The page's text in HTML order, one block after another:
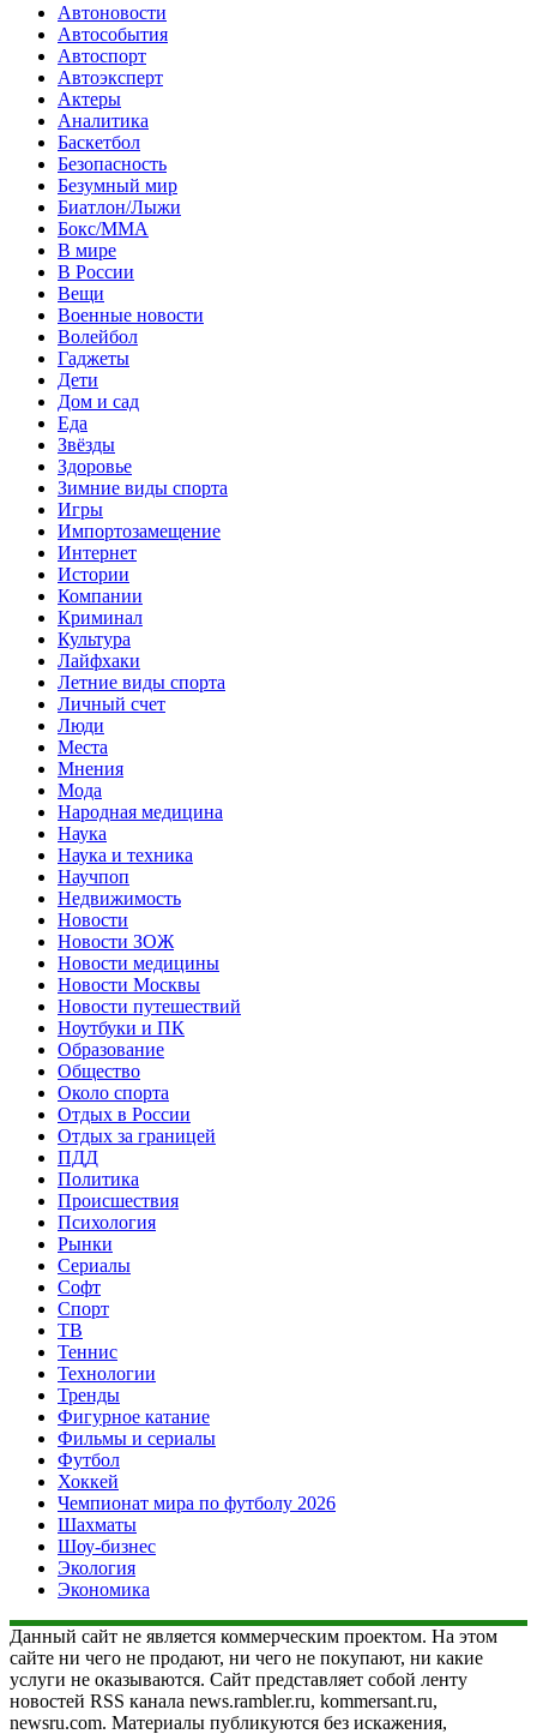
Автоновости
Автособытия
Автоспорт
Автоэксперт
Актеры
Аналитика
Баскетбол
Безопасность
Безумный мир
Биатлон/Лыжи
Бокс/MMA
В мире
В России
Вещи
Военные новости
Волейбол
Гаджеты
Дети
Дом и сад
Еда
Звёзды
Здоровье
Зимние виды спорта
Игры
Импортозамещение
Интернет
Истории
Компании
Криминал
Культура
Лайфхаки
Летние виды спорта
Личный счет
Люди
Места
Мнения
Мода
Народная медицина
Наука
Наука и техника
Научпоп
Недвижимость
Новости
Новости ЗОЖ
Новости медицины
Новости Москвы
Новости путешествий
Ноутбуки и ПК
Образование
Общество
Около спорта
Отдых в России
Отдых за границей
ПДД
Политика
Происшествия
Психология
Рынки
Сериалы
Софт
Спорт
ТВ
Теннис
Технологии
Тренды
Фигурное катание
Фильмы и сериалы
Футбол
Хоккей
Чемпионат мира по футболу 2026
Шахматы
Шоу-бизнес
Экология
Экономика
Данный сайт не является коммерческим проектом. На этом
сайте ни чего не продают, ни чего не покупают, ни какие
услуги не оказываются. Сайт представляет собой ленту
новостей RSS канала news.rambler.ru, kommersant.ru,
newsru.com. Материалы публикуются без искажения,